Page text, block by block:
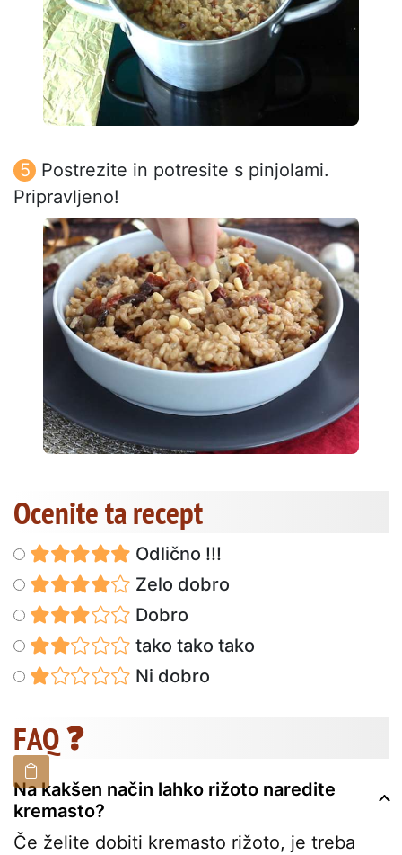
Postrezite in potresite s pinjolami.
Pripravljeno!
Ocenite ta recept
Odlično !!!
Zelo dobro
Dobro
tako tako tako
Ni dobro
FAQ ❓
Na kakšen način lahko rižoto naredite
kremasto?
Če želite dobiti kremasto rižoto, je treba